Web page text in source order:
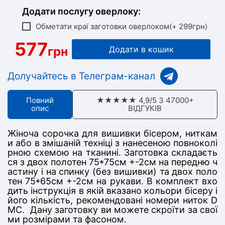
Додати послугу оверлоку:
Обметати краї заготовки оверлоком(+ 299грн)
577грн Додати в кошик
Долучайтесь в Телеграм-канал
Повний
опис
★★★★★ 4,9/5 З 47000+
ВІДГУКІВ
Жіноча сорочка для вишивки бісером, ниткам
и або в змішаній техніці з нанесеною повноколі
рною схемою на тканині. Заготовка складаєть
ся з двох полотен 75*75см +-2см на передню ч
астину і на спинку (без вишивки) та двох поло
тен 75*65см +-2см на рукави. В комплект вхо
дить інструкція в якій вказано кольори бісеру і
його кількість, рекомендовані номери ниток D
MC. Дану заготовку ви можете скроїти за свої
ми розмірами та фасоном.